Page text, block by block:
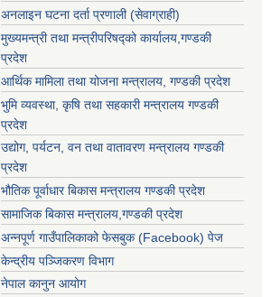
अनलाइन घटना दर्ता प्रणाली (सेवाग्राही)
मुख्यमन्त्री तथा मन्त्रीपरिषद्को कार्यालय,गण्डकी
प्रदेश
आर्थिक मामिला तथा योजना मन्त्रालय, गण्डकी प्रदेश
भुमि व्यवस्था, कृषि तथा सहकारी मन्त्रालय गण्डकी
प्रदेश
उद्योग, पर्यटन, वन तथा वातावरण मन्त्रालय गण्डकी
प्रदेश
भौतिक पूर्वाधार बिकास मन्त्रालय गण्डकी प्रदेश
सामाजिक बिकास मन्त्रालय,गण्डकी प्रदेश
अन्नपूर्ण गाउँपालिकाको फेसबुक (Facebook) पेज
केन्द्रीय पञ्जिकरण विभाग
नेपाल कानुन आयोग